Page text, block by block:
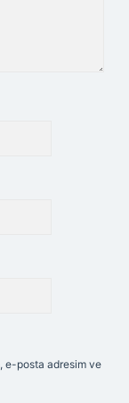
e-posta adresim ve